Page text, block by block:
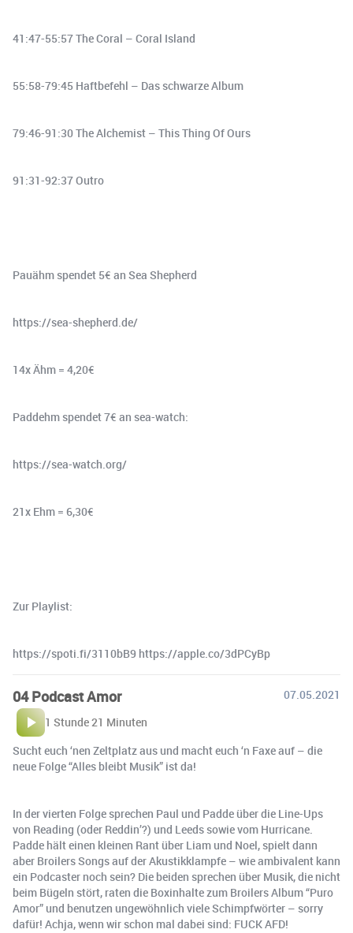
41:47-55:57 The Coral – Coral Island
55:58-79:45 Haftbefehl – Das schwarze Album
79:46-91:30 The Alchemist – This Thing Of Ours
91:31-92:37 Outro
Pauähm spendet 5€ an Sea Shepherd
https://sea-shepherd.de/
14x Ähm = 4,20€
Paddehm spendet 7€ an sea-watch:
https://sea-watch.org/
21x Ehm = 6,30€
Zur Playlist:
https://spoti.fi/3110bB9 https://apple.co/3dPCyBp
04 Podcast Amor
07.05.2021
1 Stunde 21 Minuten
Sucht euch ‘nen Zeltplatz aus und macht euch ‘n Faxe auf – die
neue Folge “Alles bleibt Musik” ist da!
In der vierten Folge sprechen Paul und Padde über die Line-Ups
von Reading (oder Reddin’?) und Leeds sowie vom Hurricane.
Padde hält einen kleinen Rant über Liam und Noel, spielt dann
aber Broilers Songs auf der Akustikklampfe – wie ambivalent kann
ein Podcaster noch sein? Die beiden sprechen über Musik, die nicht
beim Bügeln stört, raten die Boxinhalte zum Broilers Album “Puro
Amor” und benutzen ungewöhnlich viele Schimpfwörter – sorry
dafür! Achja, wenn wir schon mal dabei sind: FUCK AFD!